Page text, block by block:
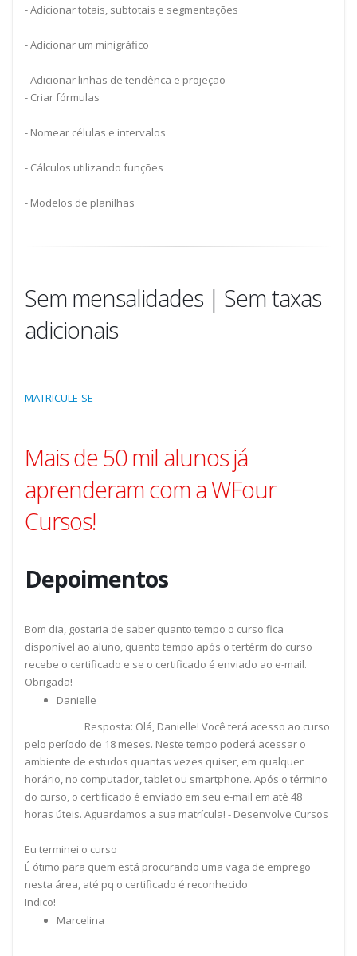
- Adicionar totais, subtotais e segmentações
- Adicionar um minigráfico
- Adicionar linhas de tendênca e projeção
- Criar fórmulas
- Nomear células e intervalos
- Cálculos utilizando funções
- Modelos de planilhas
Sem mensalidades | Sem taxas
adicionais
MATRICULE-SE
Mais de 50 mil alunos já
aprenderam com a WFour
Cursos!
Depoimentos
Bom dia, gostaria de saber quanto tempo o curso fica
disponível ao aluno, quanto tempo após o tertérm do curso
recebe o certificado e se o certificado é enviado ao e-mail.
Obrigada!
Danielle
Resposta: Olá, Danielle! Você terá acesso ao curso
pelo período de 18 meses. Neste tempo poderá acessar o
ambiente de estudos quantas vezes quiser, em qualquer
horário, no computador, tablet ou smartphone. Após o término
do curso, o certificado é enviado em seu e-mail em até 48
horas úteis. Aguardamos a sua matrícula! - Desenvolve Cursos
Eu terminei o curso
É ótimo para quem está procurando uma vaga de emprego
nesta área, até pq o certificado é reconhecido
Indico!
Marcelina